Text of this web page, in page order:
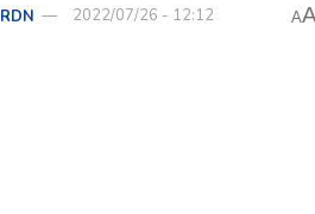
2022/07/26 - 12:12 A